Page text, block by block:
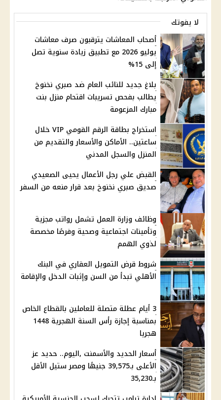
لا يفوتك
أصحاب المعاشات يترقبون صرف معاشات
يوليو 2026 مع تطبيق زيادة سنوية تصل
إلى 15%
بلاغ جديد للنائب العام ضد صبري نخنوخ
يطالب بفحص تسريبات اقتحام منزل بنت
مبارك المزعومة
استخراج بطاقة الرقم القومي VIP خلال
ساعتين.. الأماكن والأسعار والتقديم من
المنزل والسجل المدني
القبض علي رجل الأعمال يحيى الصعيدي
صديق صبري نخنوخ بعد قرار منعه من السفر
وظائف وزارة العمل تشمل رواتب مجزية
وتأمينات اجتماعية وصحية وفرصًا مخصصة
لذوي الهمم
شروط قرض التمويل العقاري في البنك
الأهلي تبدأ من السن وإثبات الدخل والإقامة
3 أيام عطلة متصلة للعاملين بالقطاع الخاص
بمناسبة إجازة رأس السنة الهجرية 1448
هجريا
أسعار الحديد والأسمنت ,اليوم.. حديد عز
الأعلى بـ39,575 جنيهًا ومصر ستيل الأقل
بـ35,230